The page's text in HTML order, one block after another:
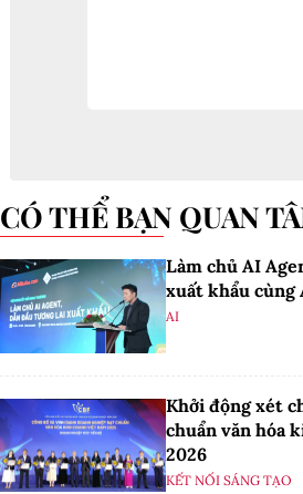
CÓ THỂ BẠN QUAN
Làm chủ AI
xuất khẩu cùng
AI
Khởi động xét
chuẩn văn hóa
2026
KẾT NỐI SÁNG TẠO